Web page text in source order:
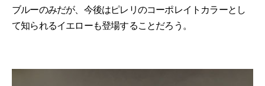
ブルーのみだが、今後はピレリのコーポレイトカラーとし
て知られるイエローも登場することだろう。